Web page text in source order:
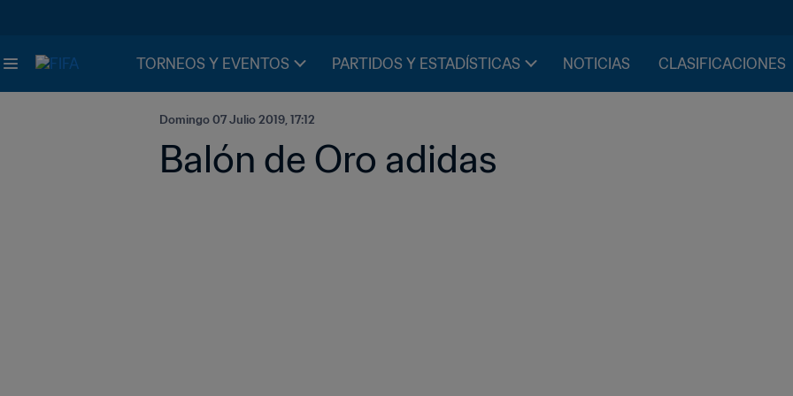
TORNEOS Y EVENTOS PARTIDOS Y ESTADÍSTICAS NOTICIAS CLASIFICACIONES
Domingo 07 Julio 2019, 17:12
Balón de Oro adidas